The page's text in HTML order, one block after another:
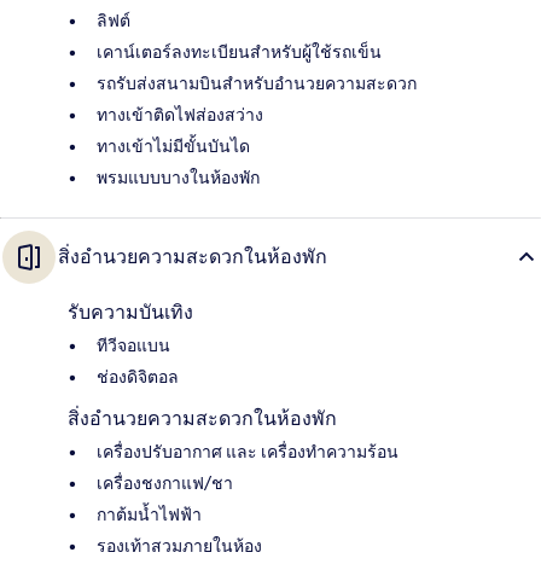
ลิฟต์
เคาน์เตอร์ลงทะเบียนสำหรับผู้ใช้รถเข็น
รถรับส่งสนามบินสำหรับอำนวยความสะดวก
ทางเข้าติดไฟส่องสว่าง
ทางเข้าไม่มีขั้นบันได
พรมแบบบางในห้องพัก
สิ่งอำนวยความสะดวกในห้องพัก
รับความบันเทิง
ทีวีจอแบน
ช่องดิจิตอล
สิ่งอำนวยความสะดวกในห้องพัก
เครื่องปรับอากาศ และ เครื่องทำความร้อน
เครื่องชงกาแฟ/ชา
กาต้มน้ำไฟฟ้า
รองเท้าสวมภายในห้อง